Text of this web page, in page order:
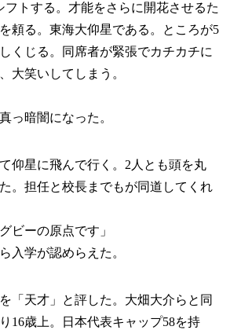
トする。才能をさらに開花させるた
頼る。東海大仰星である。ところが5
くじる。同席者が緊張でカチカチに
大笑いしてしまう。
っ暗闇になった。
仰星に飛んで行く。2人とも頭を丸
。担任と校長までもが同道してくれ
ビーの原点です」
入学が認めらえた。
「天才」と評した。大畑大介らと同
16歳上。日本代表キャップ58を持